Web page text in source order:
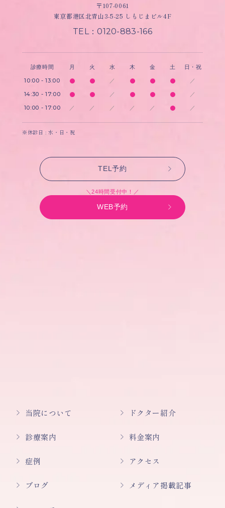
〒107-0061
東京都港区北青山3-5-25 しもじまビル4F
TEL：0120-883-166
診療時間 月 火 水 木 金 土 日・祝
10:00 - 13:00 ／ ／
14:30 - 17:00 ／ ／
10:00 - 17:00 ／ ／ ／ ／ ／ ／
※休診日 : 水・日・祝
TEL予約
＼24時間受付中！／
WEB予約
当院について ドクター紹介
診療案内 料金案内
症例 アクセス
ブログ メディア掲載記事